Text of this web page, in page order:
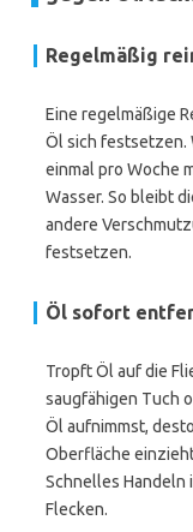
Regelmäßig
Eine regelmäßige
Öl sich festsetzen.
einmal pro Woche
Wasser. So bleibt
andere
festsetzen.
Öl sofort
Tropft Öl auf die
saugfähigen Tuch
Öl aufnimmst,
Oberfläche
Schnelles Handeln
Flecken.